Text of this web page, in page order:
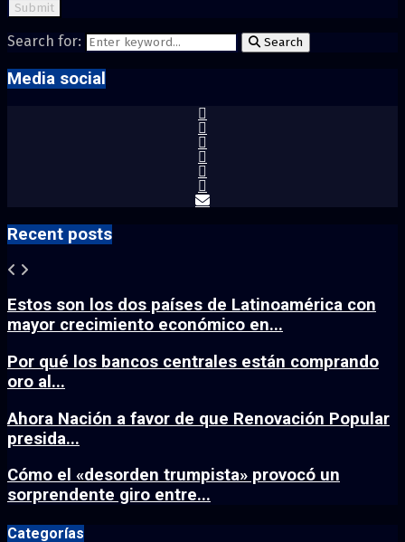
Search for: Search
Media social
Recent posts
Estos son los dos países de Latinoamérica con
mayor crecimiento económico en...
Por qué los bancos centrales están comprando
oro al...
Ahora Nación a favor de que Renovación Popular
presida...
Cómo el «desorden trumpista» provocó un
sorprendente giro entre...
Categorías